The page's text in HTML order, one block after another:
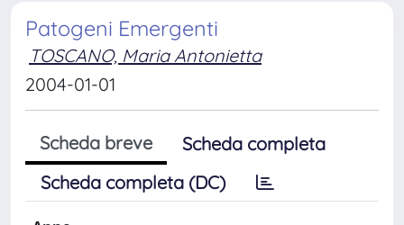
Patogeni Emergenti
TOSCANO, Maria Antonietta
2004-01-01
Scheda breve
Scheda completa
Scheda completa (DC)